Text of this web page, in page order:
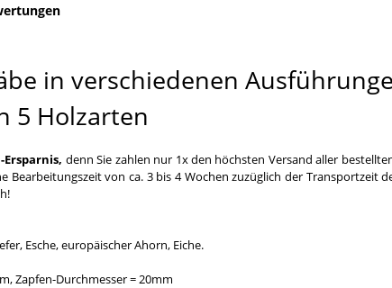
in verschiedenen
5 Holzarten
denn Sie zahlen nur 1x den höchsten Versand aller
Bearbeitungszeit von ca. 3 bis 4 Wochen zuzüglich der
Esche, europäischer Ahorn, Eiche.
Zapfen-Durchmesser = 20mm